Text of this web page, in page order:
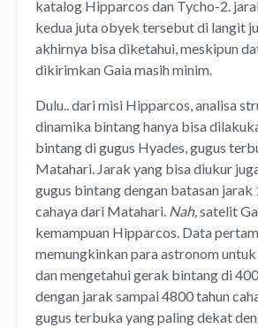
katalog Hipparcos dan Tycho-2.
kedua juta obyek tersebut di langit
akhirnya bisa diketahui, meskipun
dikirimkan Gaia masih minim.
Dulu.. dari misi Hipparcos, analisa
dinamika bintang hanya bisa
bintang di gugus Hyades, gugus
Matahari. Jarak yang bisa diukur
gugus bintang dengan batasan jarak
cahaya dari Matahari. Nah,satelit
kemampuan Hipparcos. Data
memungkinkan para astronom
dan mengetahui gerak bintang di
dengan jarak sampai 4800 tahun
gugus terbuka yang paling dekat